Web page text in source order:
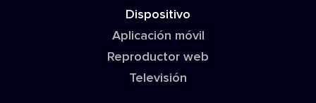
Dispositivo
Aplicación móvil
Reproductor web
Televisión